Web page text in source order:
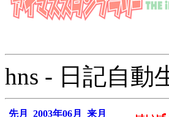
hns - 日記自動
先月 2003年06月
来月